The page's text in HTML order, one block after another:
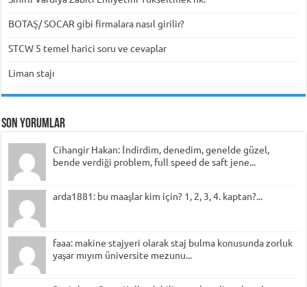
BOTAŞ/ SOCAR gibi firmalara nasıl girilir?
STCW 5 temel harici soru ve cevaplar
Liman stajı
Son Yorumlar
Cihangir Hakan: İndirdim, denedim, genelde güzel,
bende verdiği problem, full speed de saft jene...
arda1881: bu maaşlar kim için? 1, 2, 3, 4. kaptan?...
faaa: makine stajyeri olarak staj bulma konusunda zorluk
yaşar mıyım üniversite mezunu...